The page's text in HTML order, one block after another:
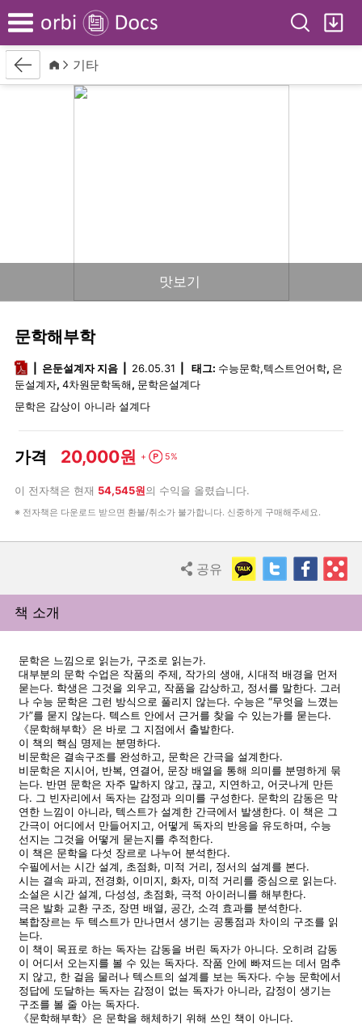
Menu Search
BackHome
기타
맛보기
문학해부학
pdf은둔설계자 지음 26.05.31 태그: 수능문학,텍스트언어학, 은
둔설계자, 4차원문학독해, 문학은설계다
문학은 감상이 아니라 설계다
가격 20,000원 + Point
5%
이 전자책은 현재 54,545원의 수익을 올렸습니다.
※ 전자책은 다운로드 받으면 환불/취소가 불가합니다. 신중하게 구매해주세요.
Share
공유 KakaoTalkTwitter
책 소개
문학은 느낌으로 읽는가, 구조로 읽는가.
대부분의 문학 수업은 작품의 주제, 작가의 생애, 시대적 배경을 먼저
묻는다. 학생은 그것을 외우고, 작품을 감상하고, 정서를 말한다. 그러
나 수능 문학은 그런 방식으로 풀리지 않는다. 수능은 “무엇을 느꼈는
가”를 묻지 않는다. 텍스트 안에서 근거를 찾을 수 있는가를 묻는다.
《문학해부학》은 바로 그 지점에서 출발한다.
이 책의 핵심 명제는 분명하다.
비문학은 결속구조를 완성하고, 문학은 간극을 설계한다.
비문학은 지시어, 반복, 연결어, 문장 배열을 통해 의미를 분명하게 묶
는다. 반면 문학은 자주 말하지 않고, 끊고, 지연하고, 어긋나게 만든
다. 그 빈자리에서 독자는 감정과 의미를 구성한다. 문학의 감동은 막
연한 느낌이 아니라, 텍스트가 설계한 간극에서 발생한다. 이 책은 그
간극이 어디에서 만들어지고, 어떻게 독자의 반응을 유도하며, 수능
선지는 그것을 어떻게 묻는지를 추적한다.
이 책은 문학을 다섯 장르로 나누어 분석한다.
수필에서는 시간 설계, 초점화, 미적 거리, 정서의 설계를 본다.
시는 결속 파괴, 전경화, 이미지, 화자, 미적 거리를 중심으로 읽는다.
소설은 시간 설계, 다성성, 초점화, 극적 아이러니를 해부한다.
극은 발화 교환 구조, 장면 배열, 공간, 소격 효과를 분석한다.
복합장르는 두 텍스트가 만나면서 생기는 공통점과 차이의 구조를 읽
는다.
이 책이 목표로 하는 독자는 감동을 버린 독자가 아니다. 오히려 감동
이 어디서 오는지를 볼 수 있는 독자다. 작품 안에 빠져드는 데서 멈추
지 않고, 한 걸음 물러나 텍스트의 설계를 보는 독자다. 수능 문학에서
정답에 도달하는 독자는 감정이 없는 독자가 아니라, 감정이 생기는
구조를 볼 줄 아는 독자다.
《문학해부학》은 문학을 해체하기 위해 쓰인 책이 아니다.